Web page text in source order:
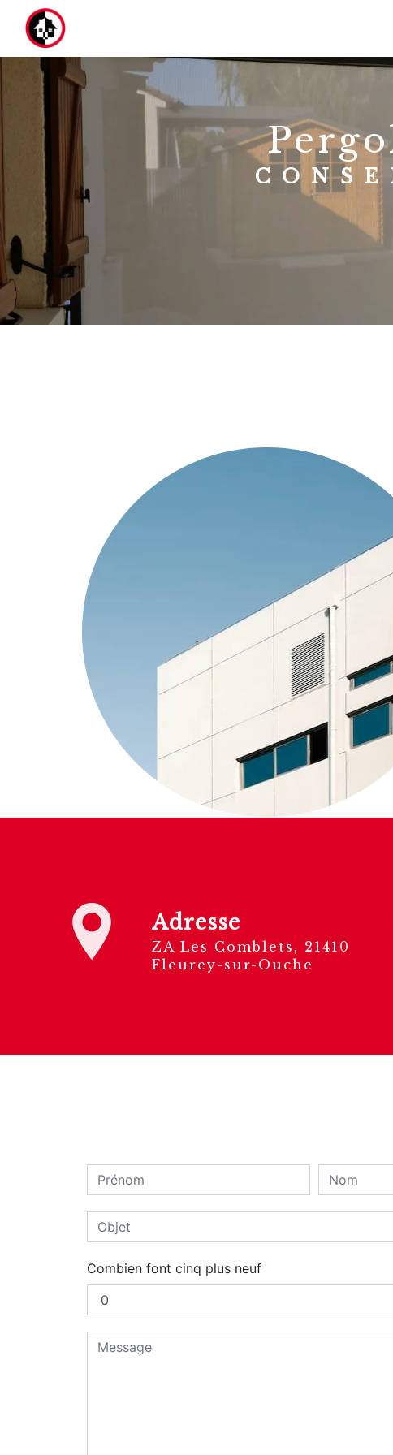
Adresse
ZA Les Comblets, 21410
Fleurey-sur-Ouche
Combien font cinq plus neuf
Panneau de gestion des cookies